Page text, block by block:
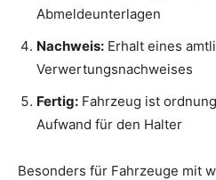
Abmeldeunterlagen
Nachweis: Erhalt eines
Verwertungsnachweises
Fertig: Fahrzeug ist
Aufwand für den Halter
Besonders für Fahrzeuge mit